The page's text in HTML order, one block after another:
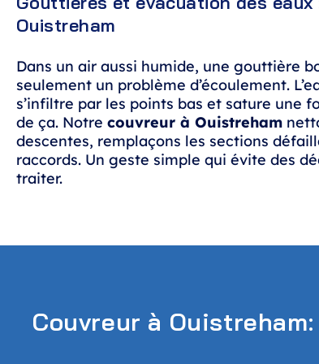
Ouistreham
Dans un air aussi humide, une gouttière
seulement un problème d’écoulement.
s’infiltre par les points bas et sature une
de ça. Notre couvreur à Ouistreham
descentes, remplaçons les sections
raccords. Un geste simple qui évite des
traiter.
Couvreur à